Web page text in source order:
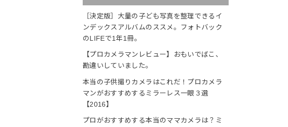
［決定版］大量の子ども写真を整理できるイ
ンデックスアルバムのススメ。フォトバック
のLIFEで1年1冊。
【プロカメラマンレビュー】おもいでばこ、
勘違いしていました。
本当の子供撮りカメラはこれだ！プロカメラ
マンがおすすめするミラーレス一眼３選
【2016】
プロがおすすめする本当のママカメラは？ミ